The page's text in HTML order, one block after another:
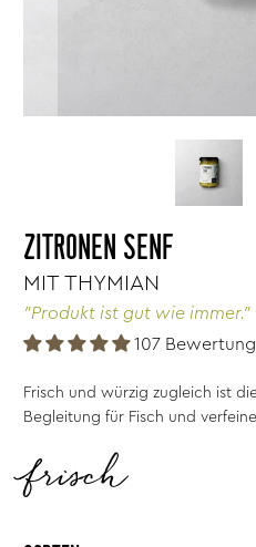
ZITRONEN SENF
MIT THYMIAN
"Produkt ist gut wie immer."
107
Frisch und würzig zugleich ist
Begleitung für Fisch und
frisch